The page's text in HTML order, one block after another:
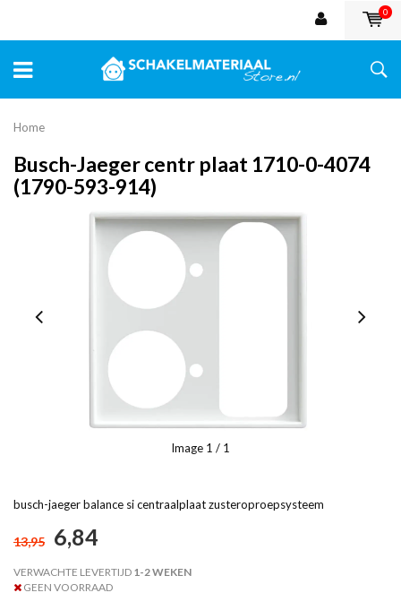
0
Home
Busch-Jaeger centr plaat 1710-0-4074
(1790-593-914)
Image 1 / 1
busch-jaeger balance si centraalplaat zusteroproepsysteem
13,95 6,84
VERWACHTE LEVERTIJD 1-2 WEKEN
GEEN VOORRAAD